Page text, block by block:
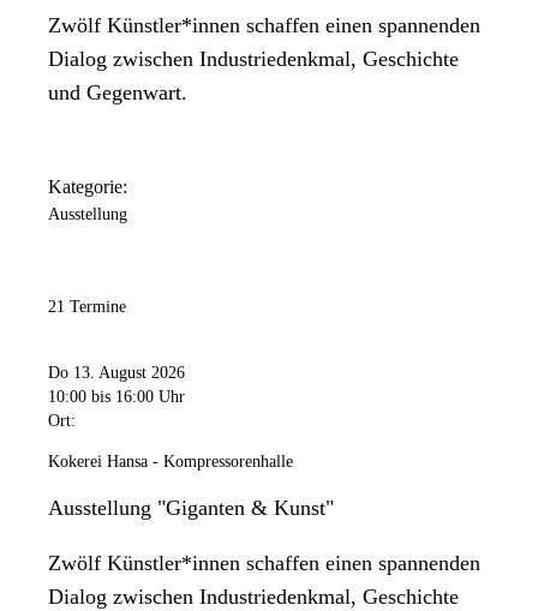
Zwölf Künstler*innen schaffen einen spannenden
Dialog zwischen Industriedenkmal, Geschichte
und Gegenwart.
Kategorie:
Ausstellung
21 Termine
Do 13. August 2026
10:00 bis 16:00 Uhr
Ort:
Kokerei Hansa - Kompressorenhalle
Ausstellung "Giganten & Kunst"
Zwölf Künstler*innen schaffen einen spannenden
Dialog zwischen Industriedenkmal, Geschichte